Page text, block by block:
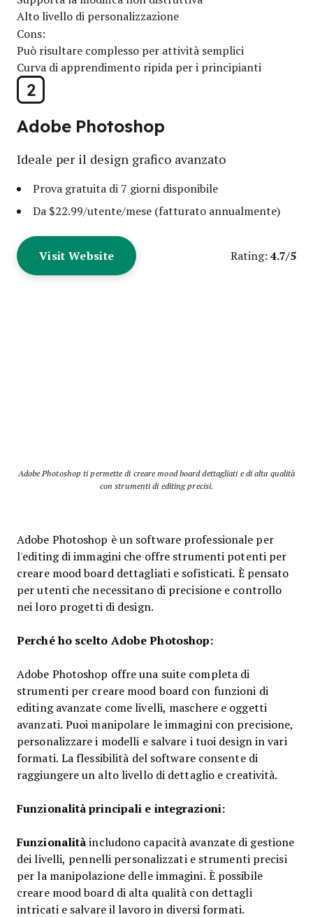
2
Adobe Photoshop
Ideale per il design grafico avanzato
Prova gratuita di 7 giorni disponibile
Da $22.99/utente/mese (fatturato annualmente)
Visit Website Rating: 4.7/5
Adobe Photoshop ti permette di creare mood board dettagliati e di alta qualità
con strumenti di editing precisi.
Adobe Photoshop è un software professionale per
l'editing di immagini che offre strumenti potenti per
creare mood board dettagliati e sofisticati. È pensato
per utenti che necessitano di precisione e controllo
nei loro progetti di design.
Perché ho scelto Adobe Photoshop:
Adobe Photoshop offre una suite completa di
strumenti per creare mood board con funzioni di
editing avanzate come livelli, maschere e oggetti
avanzati. Puoi manipolare le immagini con precisione,
personalizzare i modelli e salvare i tuoi design in vari
formati. La flessibilità del software consente di
raggiungere un alto livello di dettaglio e creatività.
Funzionalità principali e integrazioni:
Funzionalitàincludono capacità avanzate di gestione
dei livelli, pennelli personalizzati e strumenti precisi
per la manipolazione delle immagini. È possibile
creare mood board di alta qualità con dettagli
intricati e salvare il lavoro in diversi formati.
Alto livello di personalizzazione
Cons:
Può risultare complesso per attività semplici
Curva di apprendimento ripida per i principianti